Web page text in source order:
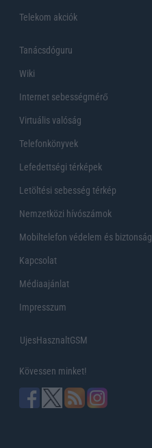
Telekom akciók
Tanácsdóguru
Wiki
Internet sebességmérő
Virtuális valóság
Telefonkönyvek
Lefedettségi térképek
Letöltési sebesség térkép
Nemzetközi hívószámok
Mobiltelefon védelem és biztonság
Kapcsolat
Médiaajánlat
Impresszum
UjesHasznaltGSM
Kövessen minket!